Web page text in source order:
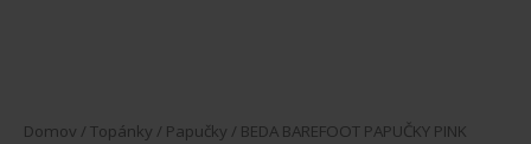
Domov / Topánky / Papučky / BEDA BAREFOOT PAPUČKY PINK